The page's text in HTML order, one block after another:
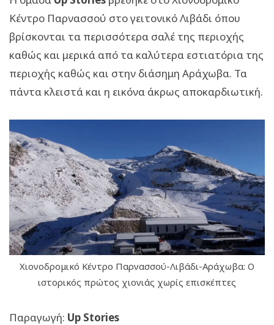
Κέντρο Παρνασσού στο γειτονικό Λιβάδι όπου
βρίσκονται τα περισσότερα σαλέ της περιοχής
καθώς και μερικά από τα καλύτερα εστιατόρια της
περιοχής καθώς και στην διάσημη Αράχωβα. Τα
πάντα κλειστά και η εικόνα άκρως αποκαρδιωτική.
Χιονοδρομικό Κέντρο Παρνασσού-Λιβάδι-Αράχωβα: Ο
ιστορικός πρώτος χιονιάς χωρίς επισκέπτες
Παραγωγή: Up Stories